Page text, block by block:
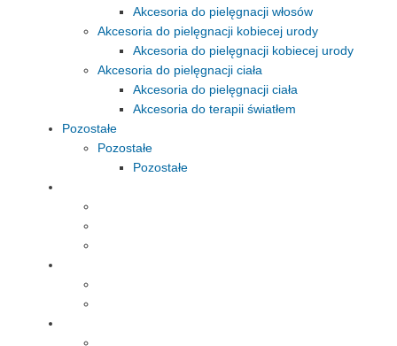
Akcesoria do pielęgnacji włosów
Akcesoria do pielęgnacji kobiecej urody
Akcesoria do pielęgnacji kobiecej urody
Akcesoria do pielęgnacji ciała
Akcesoria do pielęgnacji ciała
Akcesoria do terapii światłem
Pozostałe
Pozostałe
Pozostałe